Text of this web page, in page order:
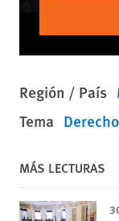
Región / País
Tema
MÁS LECTURAS